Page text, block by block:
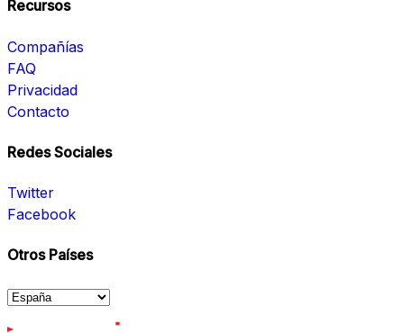
Recursos
Compañías
FAQ
Privacidad
Contacto
Redes Sociales
Twitter
Facebook
Otros Países